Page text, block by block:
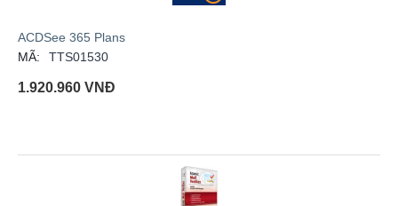
ACDSee 365 Plans
MÃ:
TTS01530
1.920.960 VNĐ